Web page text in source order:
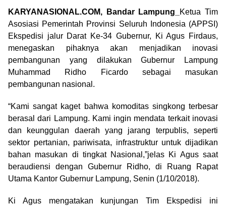
KARYANASIONAL.COM, Bandar Lampung_ Ketua Tim
Asosiasi Pemerintah Provinsi Seluruh Indonesia (APPSI)
Ekspedisi jalur Darat Ke-34 Gubernur, Ki Agus Firdaus,
menegaskan pihaknya akan menjadikan inovasi
pembangunan yang dilakukan Gubernur Lampung
Muhammad Ridho Ficardo sebagai masukan
pembangunan nasional.
“Kami sangat kaget bahwa komoditas singkong terbesar
berasal dari Lampung. Kami ingin mendata terkait inovasi
dan keunggulan daerah yang jarang terpublis, seperti
sektor pertanian, pariwisata, infrastruktur untuk dijadikan
bahan masukan di tingkat Nasional,”jelas Ki Agus saat
beraudiensi dengan Gubernur Ridho, di Ruang Rapat
Utama Kantor Gubernur Lampung, Senin (1/10/2018).
Ki Agus mengatakan kunjungan Tim Ekspedisi ini